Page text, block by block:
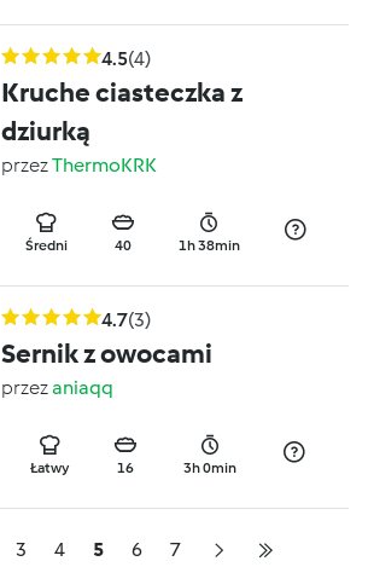
4.5(4)
Kruche ciasteczka z
dziurką
przezThermoKRK
Średni 40 1h 38min
4.7(3)
Sernik z owocami
przezaniaqq
Łatwy 16 3h 0min
3 4 5 6 7